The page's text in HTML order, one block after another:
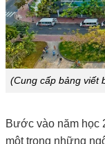
(Cung cấp bảng viết
Bước vào năm học
một trong những